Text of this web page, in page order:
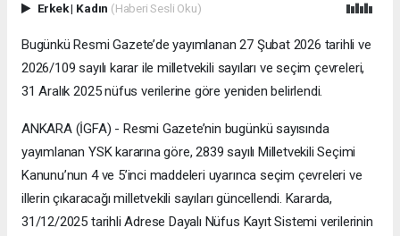
Erkek| Kadın (Haberi Sesli Oku)
Bugünkü Resmi Gazete’de yayımlanan 27 Şubat 2026 tarihli ve
2026/109 sayılı karar ile milletvekili sayıları ve seçim çevreleri,
31 Aralık 2025 nüfus verilerine göre yeniden belirlendi.
ANKARA (İGFA) - Resmi Gazete’nin bugünkü sayısında
yayımlanan YSK kararına göre, 2839 sayılı Milletvekili Seçimi
Kanunu’nun 4 ve 5’inci maddeleri uyarınca seçim çevreleri ve
illerin çıkaracağı milletvekili sayıları güncellendi. Kararda,
31/12/2025 tarihli Adrese Dayalı Nüfus Kayıt Sistemi verilerinin